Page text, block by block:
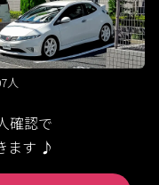
人
確認で
ます ♪